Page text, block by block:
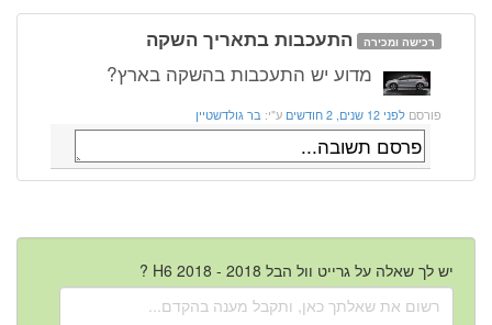
רכישה ומכירה התעכבות בתאריך השקה
מדוע יש התעכבות בהשקה בארץ?
פורסם לפני 12 שנים, 2 חודשים ע"י: בר גולדשטיין
יש לך שאלה על גרייט וול הבל H6 2018 - 2018 ?